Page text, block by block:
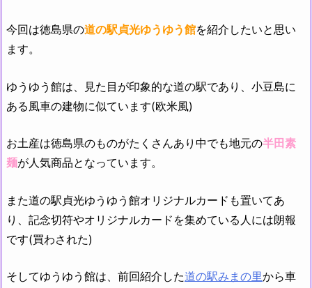
今回は徳島県の道の駅貞光ゆうゆう館を紹介したいと思い
ます。
ゆうゆう館は、見た目が印象的な道の駅であり、小豆島に
ある風車の建物に似ています(欧米風)
お土産は徳島県のものがたくさんあり中でも地元の半田素
麺が人気商品となっています。
また道の駅貞光ゆうゆう館オリジナルカードも置いてあ
り、記念切符やオリジナルカードを集めている人には朗報
です(買わされた)
そしてゆうゆう館は、前回紹介した道の駅みまの里から車